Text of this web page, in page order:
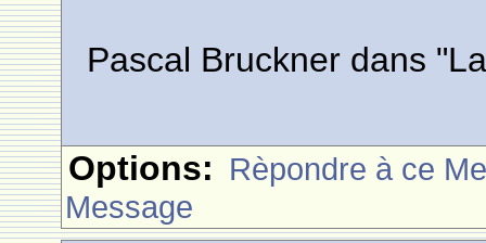
Pascal Bruckner dans
Options: Rèpondre à ce
Message